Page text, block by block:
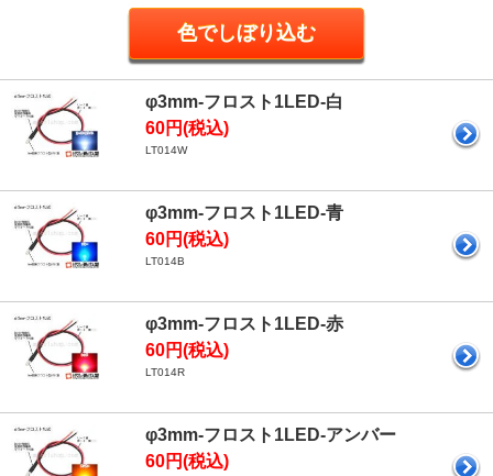
φ3mm-フロスト1LED-白
60円(税込)
LT014W
φ3mm-フロスト1LED-青
60円(税込)
LT014B
φ3mm-フロスト1LED-赤
60円(税込)
LT014R
φ3mm-フロスト1LED-アンバー
60円(税込)